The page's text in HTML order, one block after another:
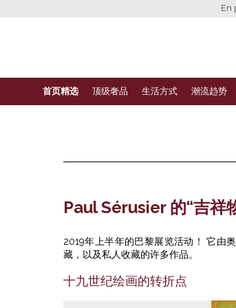
En
首页精选 顶级奢品 生活方式 潮流趋势
Paul Sérusier 的“吉祥
2019年上半年的巴黎展览活动！ 它由
藏，以及私人收藏的许多作品。
十九世纪绘画的转折点